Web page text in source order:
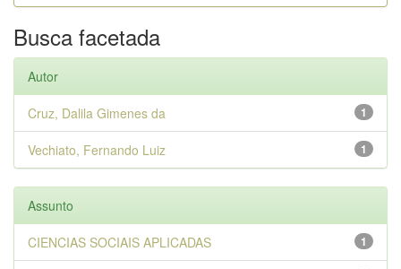
Busca facetada
Autor
1
Cruz, Dalila Gimenes da
1
Vechiato, Fernando Luiz
Assunto
1
CIENCIAS SOCIAIS APLICADAS